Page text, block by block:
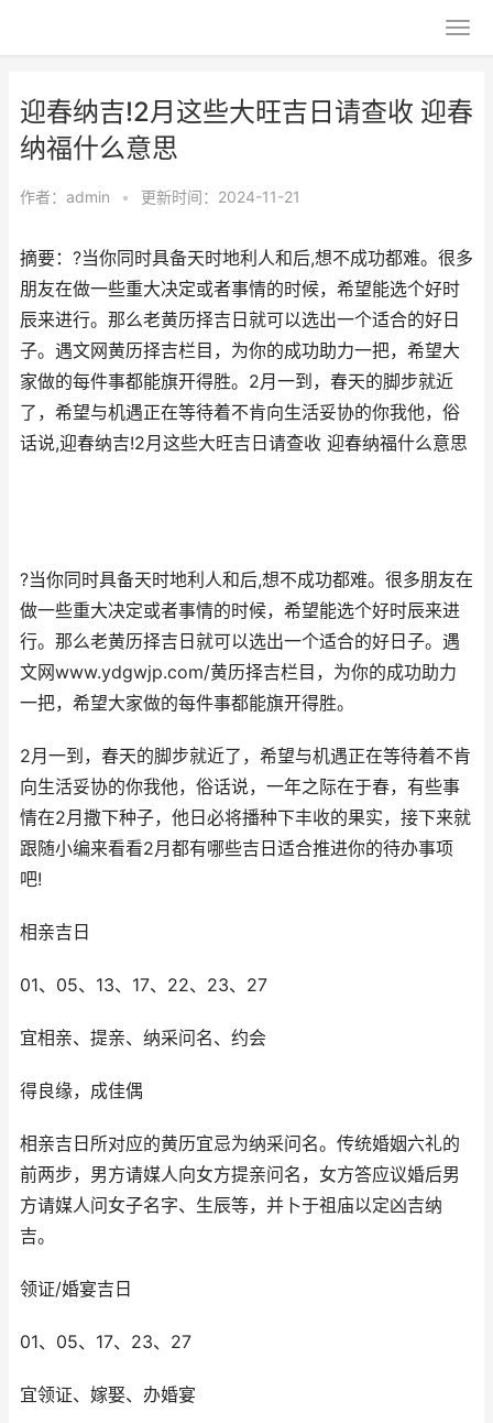
迎春纳吉!2月这些大旺吉日请查收 迎春
纳福什么意思
作者： admin • 更新时间：2024-11-21
摘要：?当你同时具备天时地利人和后,想不成功都难。很多
朋友在做一些重大决定或者事情的时候，希望能选个好时
辰来进行。那么老黄历择吉日就可以选出一个适合的好日
子。遇文网黄历择吉栏目，为你的成功助力一把，希望大
家做的每件事都能旗开得胜。2月一到，春天的脚步就近
了，希望与机遇正在等待着不肯向生活妥协的你我他，俗
话说,迎春纳吉!2月这些大旺吉日请查收 迎春纳福什么意思
?当你同时具备天时地利人和后,想不成功都难。很多朋友在
做一些重大决定或者事情的时候，希望能选个好时辰来进
行。那么老黄历择吉日就可以选出一个适合的好日子。遇
文网www.ydgwjp.com/黄历择吉栏目，为你的成功助力
一把，希望大家做的每件事都能旗开得胜。
2月一到，春天的脚步就近了，希望与机遇正在等待着不肯
向生活妥协的你我他，俗话说，一年之际在于春，有些事
情在2月撒下种子，他日必将播种下丰收的果实，接下来就
跟随小编来看看2月都有哪些吉日适合推进你的待办事项
吧!
相亲吉日
01、05、13、17、22、23、27
宜相亲、提亲、纳采问名、约会
得良缘，成佳偶
相亲吉日所对应的黄历宜忌为纳采问名。传统婚姻六礼的
前两步，男方请媒人向女方提亲问名，女方答应议婚后男
方请媒人问女子名字、生辰等，并卜于祖庙以定凶吉纳
吉。
领证/婚宴吉日
01、05、17、23、27
宜领证、嫁娶、办婚宴